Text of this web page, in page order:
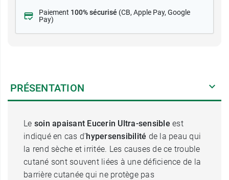
Paiement 100% sécurisé (CB, Apple Pay, Google
Pay)
PRÉSENTATION
Le soin apaisant Eucerin Ultra-sensible est
indiqué en cas d’hypersensibilité de la peau qui
la rend sèche et irritée. Les causes de ce trouble
cutané sont souvent liées à une déficience de la
barrière cutanée qui ne protège pas